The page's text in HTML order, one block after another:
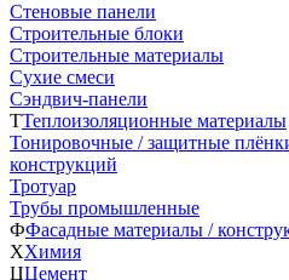
Стеновые панели
Строительные блоки
Строительные материалы
Сухие смеси
Сэндвич-панели
ТТеплоизоляционные материалы
Тонировочные / защитные
конструкций
Тротуар
Трубы промышленные
ФФасадные материалы /
ХХимия
ЦЦемент